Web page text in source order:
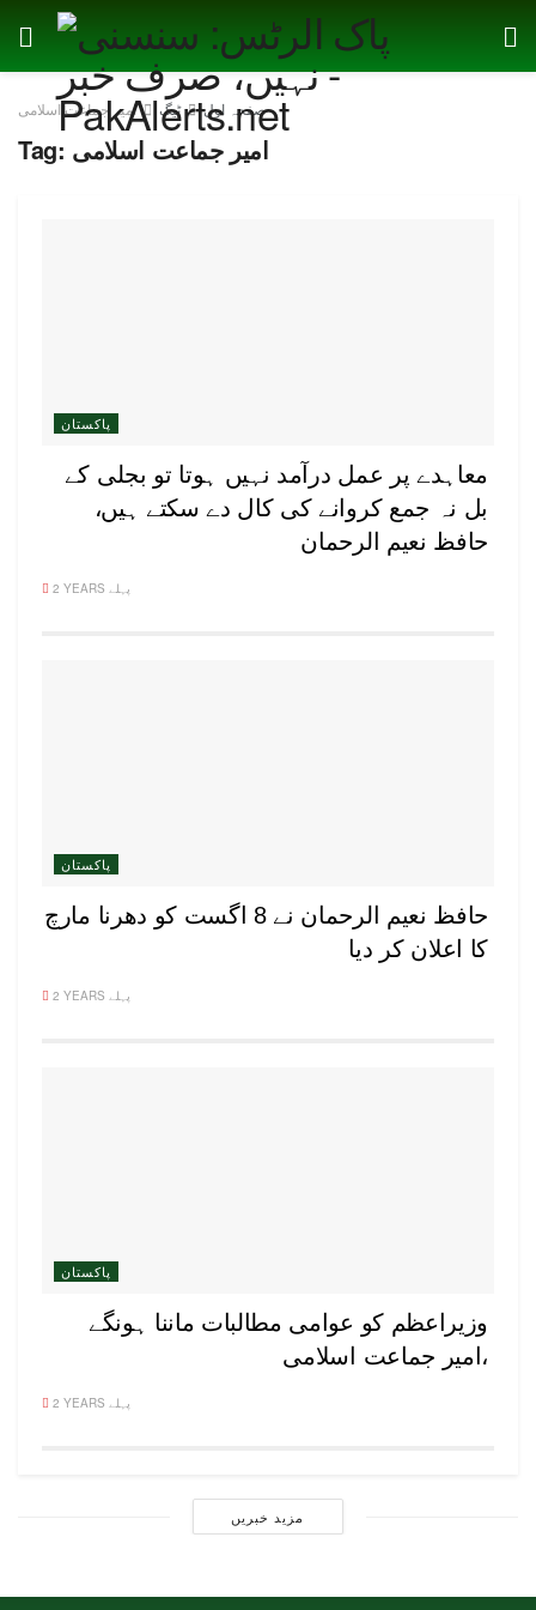
صفحہ اول ٹیگ امیر جماعت اسلامی
Tag: امیر جماعت اسلامی
پاکستان
معاہدے پر عمل درآمد نہیں ہوتا تو بجلی کے
بل نہ جمع کروانے کی کال دے سکتے ہیں،
حافظ نعیم الرحمان
2 YEARS پہلے
پاکستان
حافظ نعیم الرحمان نے 8 اگست کو دھرنا مارچ
کا اعلان کر دیا
2 YEARS پہلے
پاکستان
وزیراعظم کو عوامی مطالبات ماننا ہونگے
،امیر جماعت اسلامی
2 YEARS پہلے
مزید خبریں